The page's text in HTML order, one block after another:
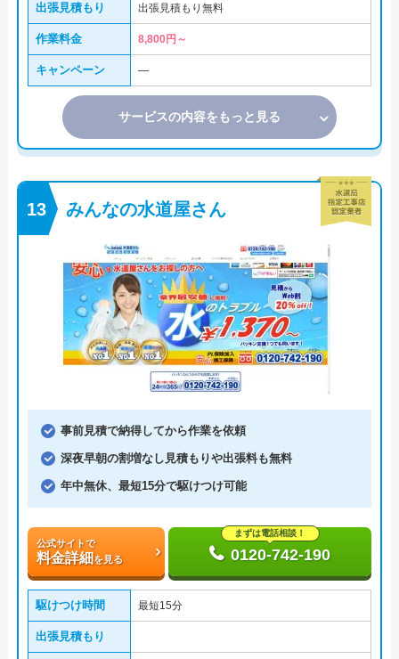
出張見積もり 出張見積もり無料
作業料金 8,800円～
キャンペーン ―
サービスの内容をもっと見る
みんなの水道屋さん
事前見積で納得してから作業を依頼
深夜早朝の割増なし見積もりや出張料も無料
年中無休、最短15分で駆けつけ可能
公式サイトで
料金詳細を見る
まずは電話相談！
0120-742-190
駆けつけ時間 最短15分
出張見積もり